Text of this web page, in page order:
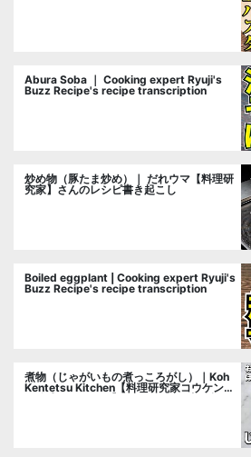
Abura Soba ｜ Cooking expert Ryuji's
Buzz Recipe's recipe transcription
炒め物（豚たま炒め）｜ だれウマ【料理研
究家】さんのレシピ書き起こし
Boiled eggplant | Cooking expert Ryuji's
Buzz Recipe's recipe transcription
煮物（じゃがいもの煮っころがし）｜Koh
Kentetsu Kitchen【料理研究家コウケンテ